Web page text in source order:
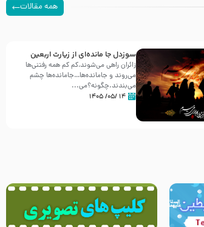
همه مقالات
سوزدل جا مانده‌ای از زیارت اربعین
زائران راهی می‌شوند،کم‌ کم همه رفتنی‌ها
می‌روند و جامانده‌ها…جامانده‌ها چشم
می‌بندند.چگونه؟می‌...
۱۴ /۰۵/ ۱۴۰۵